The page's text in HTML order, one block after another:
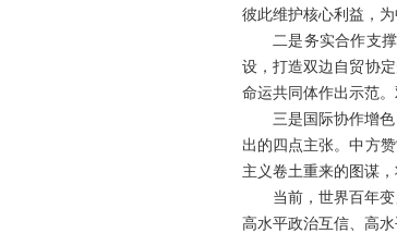
彼此维护核心利益，
二是务实合作支
设，打造双边自贸协
命运共同体作出示范
三是国际协作增
出的四点主张。中方
主义卷土重来的图谋
当前，世界百年
高水平政治互信、高